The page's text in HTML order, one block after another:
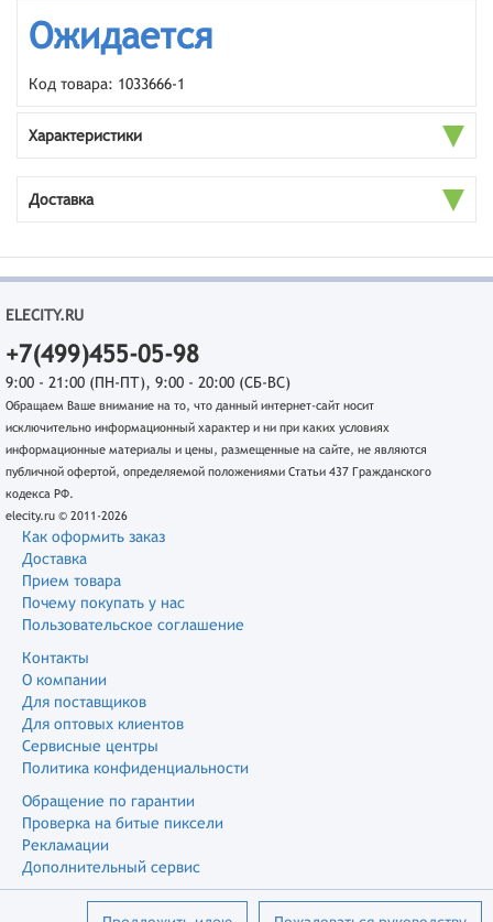
Ожидается
Код товара: 1033666-1
Характеристики
Доставка
ELECITY.RU
+7(499)455-05-98
9:00 - 21:00 (ПН-ПТ), 9:00 - 20:00 (СБ-ВС)
Обращаем Ваше внимание на то, что данный интернет-сайт носит
исключительно информационный характер и ни при каких условиях
информационные материалы и цены, размещенные на сайте, не являются
публичной офертой, определяемой положениями Статьи 437 Гражданского
кодекса РФ.
elecity.ru © 2011-2026
Как оформить заказ
Доставка
Прием товара
Почему покупать у нас
Пользовательское соглашение
Контакты
О компании
Для поставщиков
Для оптовых клиентов
Сервисные центры
Политика конфиденциальности
Обращение по гарантии
Проверка на битые пиксели
Рекламации
Дополнительный сервис